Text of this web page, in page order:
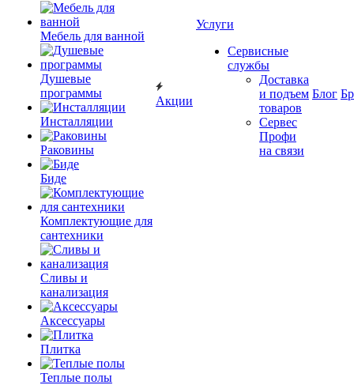
Мебель для ванной
Душевые
программы
Инсталляции
Раковины
Биде
Комплектующие для
сантехники
Сливы и
канализация
Аксессуары
Плитка
Теплые полы
Акции
Услуги
Сервисные
службы
Доставка
и подъем
товаров
Сервес
Профи
на связи
Блог